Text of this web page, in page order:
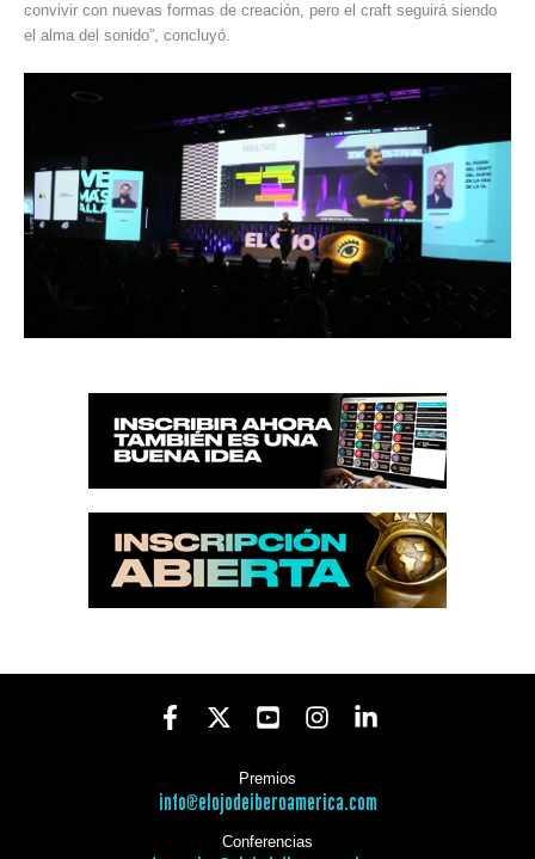
convivir con nuevas formas de creación, pero el craft seguirá siendo
el alma del sonido”, concluyó.
Premios
info@elojodeiberoamerica.com
Conferencias